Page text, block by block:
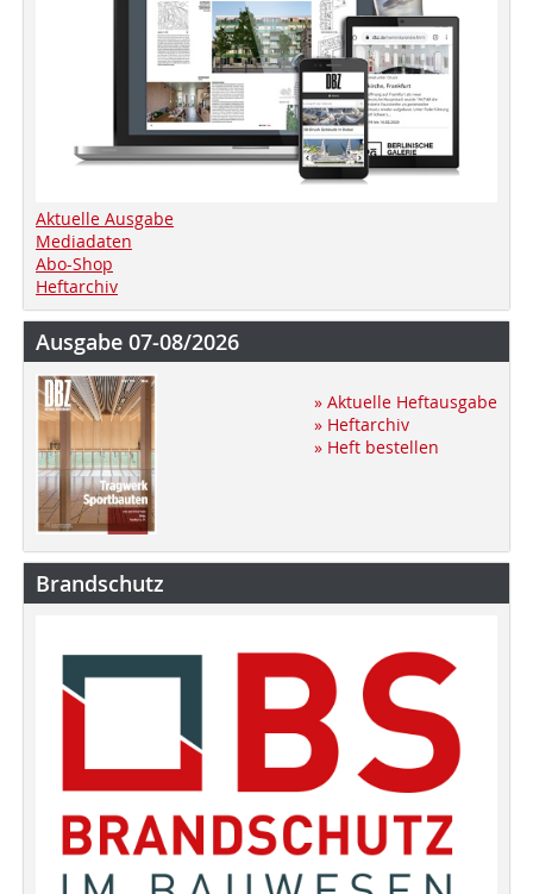
Aktuelle Ausgabe
Mediadaten
Abo-Shop
Heftarchiv
Ausgabe 07-08/2026
» Aktuelle Heftausgabe
» Heftarchiv
» Heft bestellen
Brandschutz